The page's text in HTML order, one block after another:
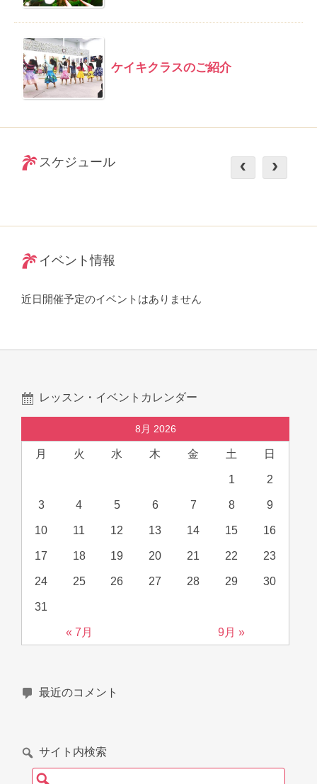
ケイキクラスのご紹介
スケジュール
イベント情報
近日開催予定のイベントはありません
レッスン・イベントカレンダー
8月 2026
月 火 水 木 金 土 日
« 7月 9月 »
1 2
3 4 5 6 7 8 9
10 11 12 13 14 15 16
17 18 19 20 21 22 23
24 25 26 27 28 29 30
31
最近のコメント
サイト内検索
検索: